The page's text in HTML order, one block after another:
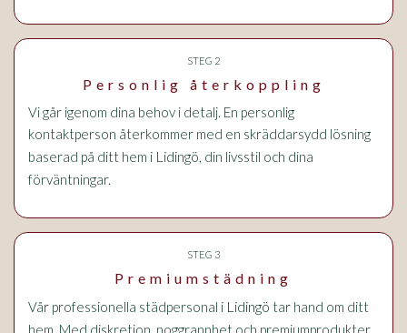
STEG 2
Personlig återkoppling
Vi går igenom dina behov i detalj. En personlig
kontaktperson återkommer med en skräddarsydd lösning
baserad på ditt hem i Lidingö, din livsstil och dina
förväntningar.
STEG 3
Premiumstädning
Vår professionella städpersonal i Lidingö tar hand om ditt
hem. Med diskretion, noggrannhet och premiumprodukter